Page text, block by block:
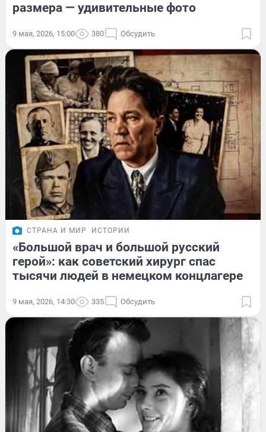
размера — удивительные фото
9 мая, 2026, 15:00 380 Обсудить
СТРАНА И МИР ИСТОРИИ
«Большой врач и большой русский
герой»: как советский хирург спас
тысячи людей в немецком концлагере
9 мая, 2026, 14:30 335 Обсудить